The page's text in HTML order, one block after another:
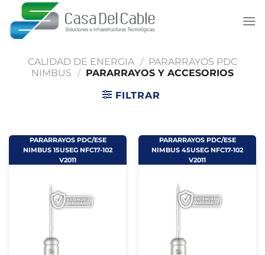
Saltar
contenido
CALIDAD DE ENERGIA /
PARARRAYOS PDC
NIMBUS / PARARRAYOS Y ACCESORIOS
FILTRAR
PARARRAYOS PDC/ESE
NIMBUS 15USEG NFC17-102
V2011
PARARRAYOS PDC/ESE
NIMBUS 45USEG NFC17-102
V2011